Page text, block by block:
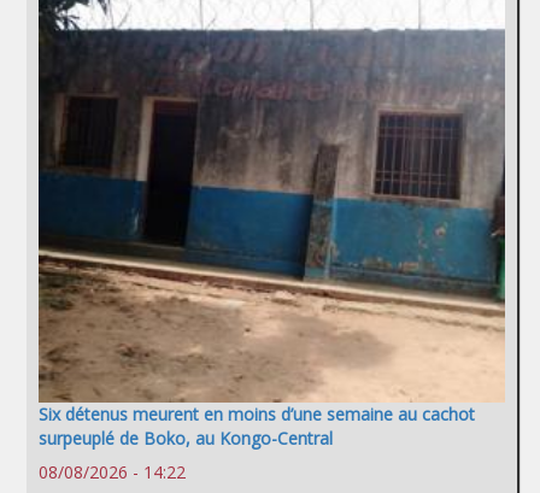
Six détenus meurent en moins d’une semaine au cachot
surpeuplé de Boko, au Kongo-Central
08/08/2026 - 14:22